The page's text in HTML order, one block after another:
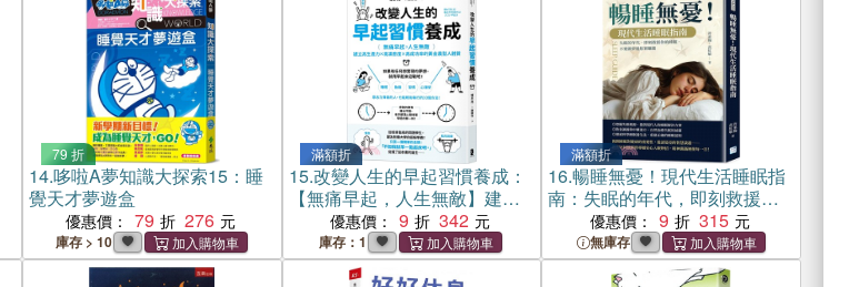
79 折
14.哆啦A夢知識大探索15：睡
覺天才夢遊盒
優惠價： 79 276
庫存 > 10
滿額折
15.改變人生的早起習慣養成：
【無痛早起，人生無敵】建立
高生產力╳高滿意度╳高成功
率的黃金晨型人體質
優惠價： 9 342
庫存：1
滿額折
16.暢睡無憂！現代生活睡眠指
南：失眠的年代，即刻救援你
的睡眠，不要做夢還想著賺錢
優惠價： 9 315
無庫存